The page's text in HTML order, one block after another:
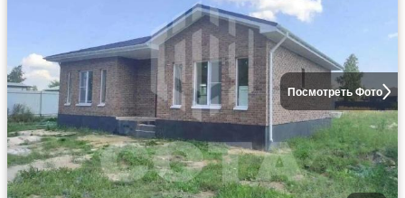
Посмотреть Фото